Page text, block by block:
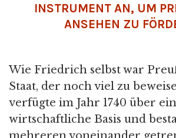
INSTRUMENT AN, UM
NSEHEN ZU
Wie Friedrich selbst war
Staat, der noch viel zu
verfügte im Jahr 1740 über
wirtschaftliche Basis und
mehreren voneinander